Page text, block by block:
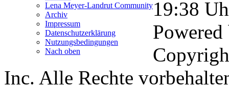
Lena Meyer-Landrut Community
Archiv
Impressum
Datenschutzerklärung
Nutzungsbedingungen
Nach oben
19:38
Inc. Alle Rechte